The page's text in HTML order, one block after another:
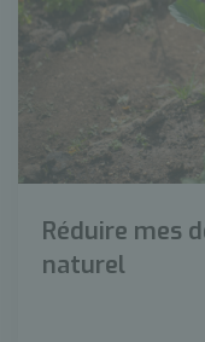
Réduire mes
naturel